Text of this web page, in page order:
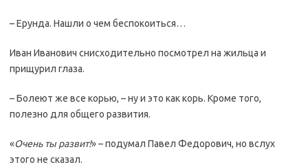
– Ерунда. Нашли о чем беспокоиться…
Иван Иванович снисходительно посмотрел на жильца и
прищурил глаза.
– Болеют же все корью, – ну и это как корь. Кроме того,
полезно для общего развития.
«Очень ты развит!» – подумал Павел Федорович, но вслух
этого не сказал.